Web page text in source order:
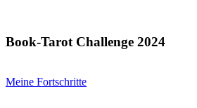
Book-Tarot Challenge 2024
Meine Fortschritte